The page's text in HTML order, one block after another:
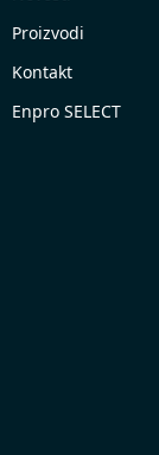
Proizvodi
Kontakt
Enpro SELECT